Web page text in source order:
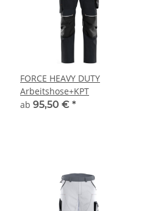
FORCE HEAVY DUTY
Arbeitshose+KPT
ab 95,50 € *